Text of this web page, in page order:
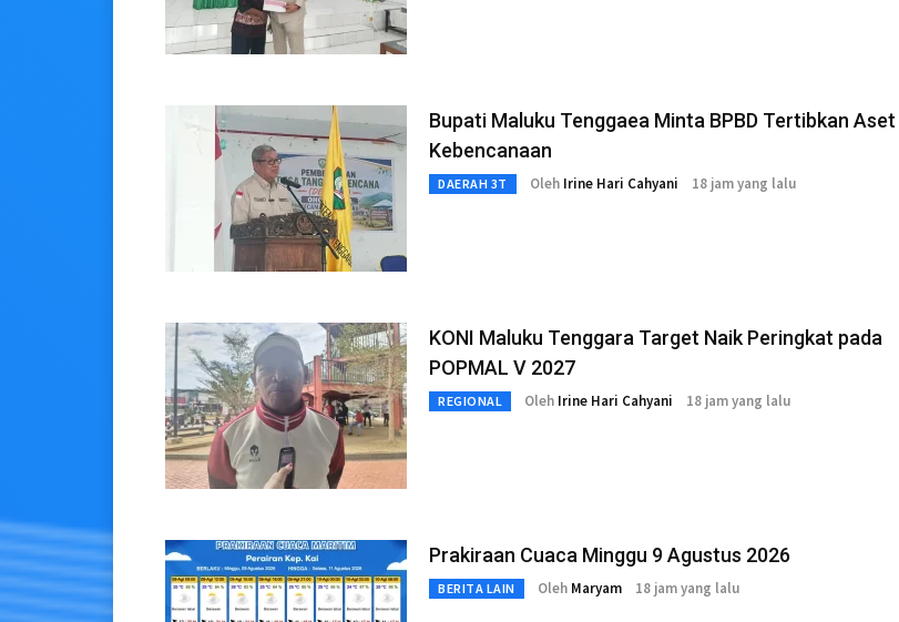
Bupati Maluku Tenggaea Minta BPBD Tertibkan Aset
Kebencanaan
DAERAH 3T Oleh Irine Hari Cahyani 18 jam yang lalu
KONI Maluku Tenggara Target Naik Peringkat pada
POPMAL V 2027
REGIONAL Oleh Irine Hari Cahyani 18 jam yang lalu
Prakiraan Cuaca Minggu 9 Agustus 2026
BERITA LAIN Oleh Maryam 18 jam yang lalu